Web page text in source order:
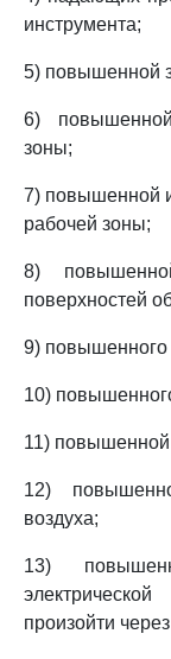
инструмента;
5) повышенной
6) повышенной
зоны;
7) повышенной
рабочей зоны;
8)
поверхностей
9)
10)
11) повышенной
12)
воздуха;
13)
произойти